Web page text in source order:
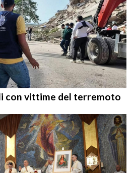
con vittime del terremoto